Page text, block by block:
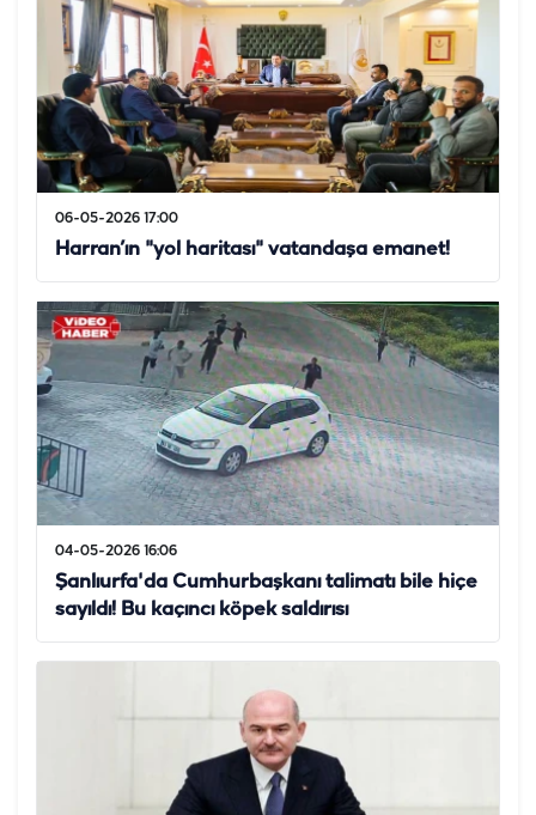
06-05-2026 17:00
Harran’ın "yol haritası" vatandaşa emanet!
04-05-2026 16:06
Şanlıurfa'da Cumhurbaşkanı talimatı bile hiçe
sayıldı! Bu kaçıncı köpek saldırısı